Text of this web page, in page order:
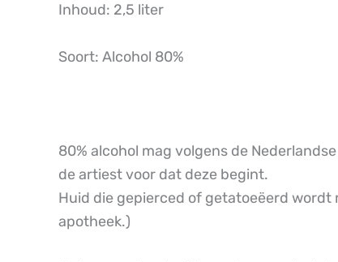
Inhoud: 2,5 liter
Soort: Alcohol 80%
80% alcohol mag volgens de
de artiest voor dat deze begint.
Huid die gepierced of getatoeëerd wordt
apotheek.)